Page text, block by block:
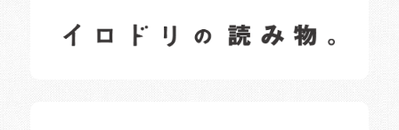
日常の様子など随時更新中です。